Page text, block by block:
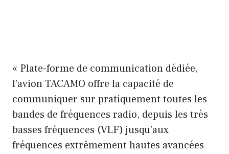
« Plate-forme de communication dédiée,
l’avion TACAMO offre la capacité de
communiquer sur pratiquement toutes les
bandes de fréquences radio, depuis les très
basses fréquences (VLF) jusqu’aux
fréquences extrêmement hautes avancées